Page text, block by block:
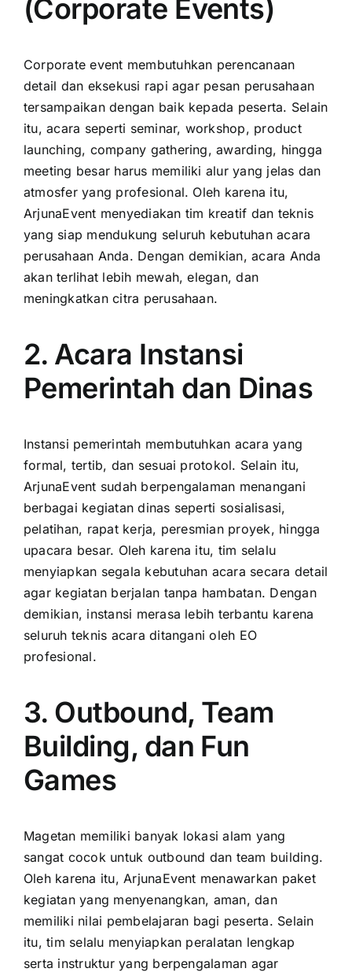
(Corporate Events)
Corporate event membutuhkan perencanaan
detail dan eksekusi rapi agar pesan perusahaan
tersampaikan dengan baik kepada peserta. Selain
itu, acara seperti seminar, workshop, product
launching, company gathering, awarding, hingga
meeting besar harus memiliki alur yang jelas dan
atmosfer yang profesional. Oleh karena itu,
ArjunaEvent menyediakan tim kreatif dan teknis
yang siap mendukung seluruh kebutuhan acara
perusahaan Anda. Dengan demikian, acara Anda
akan terlihat lebih mewah, elegan, dan
meningkatkan citra perusahaan.
2. Acara Instansi
Pemerintah dan Dinas
Instansi pemerintah membutuhkan acara yang
formal, tertib, dan sesuai protokol. Selain itu,
ArjunaEvent sudah berpengalaman menangani
berbagai kegiatan dinas seperti sosialisasi,
pelatihan, rapat kerja, peresmian proyek, hingga
upacara besar. Oleh karena itu, tim selalu
menyiapkan segala kebutuhan acara secara detail
agar kegiatan berjalan tanpa hambatan. Dengan
demikian, instansi merasa lebih terbantu karena
seluruh teknis acara ditangani oleh EO
profesional.
3. Outbound, Team
Building, dan Fun
Games
Magetan memiliki banyak lokasi alam yang
sangat cocok untuk outbound dan team building.
Oleh karena itu, ArjunaEvent menawarkan paket
kegiatan yang menyenangkan, aman, dan
memiliki nilai pembelajaran bagi peserta. Selain
itu, tim selalu menyiapkan peralatan lengkap
serta instruktur yang berpengalaman agar